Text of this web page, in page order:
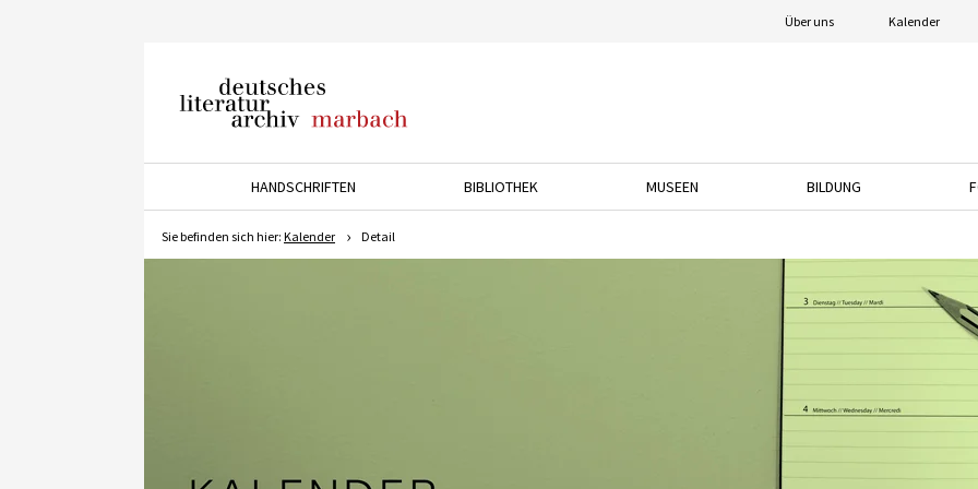
Über uns Kalender
Marbach
HANDSCHRIFTEN
BIBLIOTHEK
MUSEEN
BILDUNG
Sie befinden sich hier: Kalender Detail